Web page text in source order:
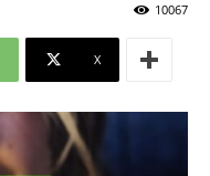
10067
X